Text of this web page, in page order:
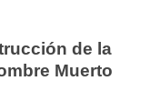
de la
Muerto